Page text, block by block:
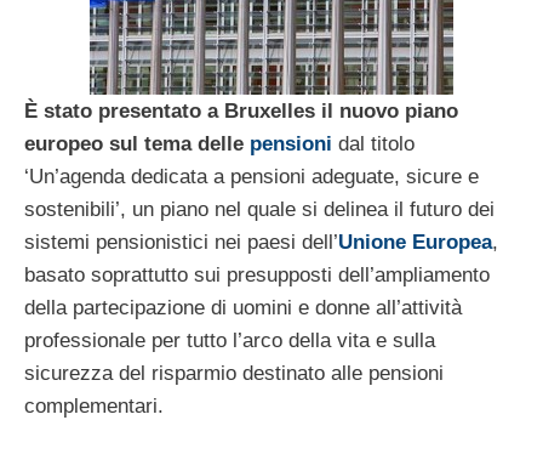
È stato presentato a Bruxelles il nuovo piano
europeo sul tema delle pensioni dal titolo
‘Un’agenda dedicata a pensioni adeguate, sicure e
sostenibili’, un piano nel quale si delinea il futuro dei
sistemi pensionistici nei paesi dell’Unione Europea,
basato soprattutto sui presupposti dell’ampliamento
della partecipazione di uomini e donne all’attività
professionale per tutto l’arco della vita e sulla
sicurezza del risparmio destinato alle pensioni
complementari.